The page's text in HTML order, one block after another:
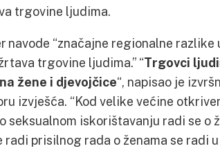
trgovine ljudima.
navode “značajne regionalne razlike
trgovine ljudima.” “Trgovci
žene i djevojčice“, napisao je
izvješća. “Kod velike većine
seksualnom iskorištavanju radi se o
prisilnog rada o ženama se radi u